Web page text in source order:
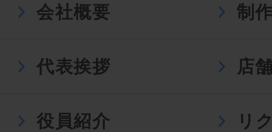
会社概要 制
代表挨拶 店
役員紹介 リ